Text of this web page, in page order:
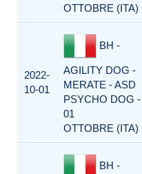
OTTOBRE (ITA)
2022-
10-01
BH -
AGILITY DOG -
MERATE - ASD
PSYCHO DOG -
01
OTTOBRE (ITA)
BH -